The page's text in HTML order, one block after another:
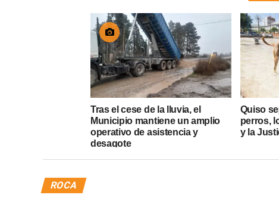
Tras el cese de la lluvia, el
Municipio mantiene un amplio
operativo de asistencia y
desagote
Quiso
perros,
y la
ROCA